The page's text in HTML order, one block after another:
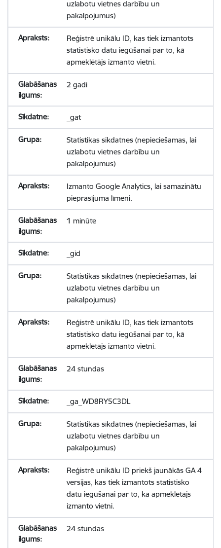
uzlabotu vietnes darbību un
pakalpojumus)
Reģistrē unikālu ID, kas tiek izmantots
statistisko datu iegūšanai par to, kā
apmeklētājs izmanto vietni.
2 gadi
_gat
Statistikas sīkdatnes (nepieciešamas, lai
uzlabotu vietnes darbību un
pakalpojumus)
Izmanto Google Analytics, lai samazinātu
pieprasījuma līmeni.
1 minūte
_gid
Statistikas sīkdatnes (nepieciešamas, lai
uzlabotu vietnes darbību un
pakalpojumus)
Reģistrē unikālu ID, kas tiek izmantots
statistisko datu iegūšanai par to, kā
apmeklētājs izmanto vietni.
24 stundas
_ga_WD8RY5C3DL
Statistikas sīkdatnes (nepieciešamas, lai
uzlabotu vietnes darbību un
pakalpojumus)
Reģistrē unikālu ID priekš jaunākās GA 4
versijas, kas tiek izmantots statistisko
datu iegūšanai par to, kā apmeklētājs
izmanto vietni.
24 stundas